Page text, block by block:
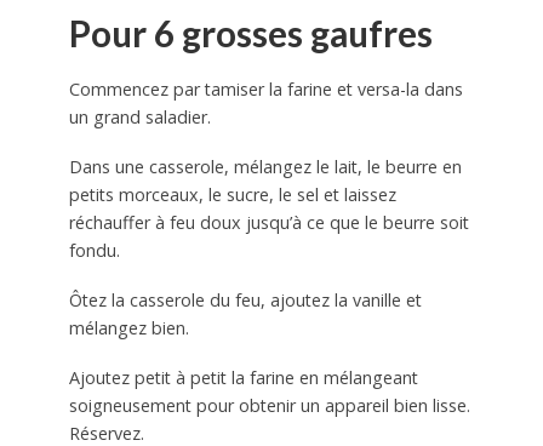
Pour 6 grosses gaufres
Commencez par tamiser la farine et versa-la dans
un grand saladier.
Dans une casserole, mélangez le lait, le beurre en
petits morceaux, le sucre, le sel et laissez
réchauffer à feu doux jusqu’à ce que le beurre soit
fondu.
Ôtez la casserole du feu, ajoutez la vanille et
mélangez bien.
Ajoutez petit à petit la farine en mélangeant
soigneusement pour obtenir un appareil bien lisse.
Réservez.